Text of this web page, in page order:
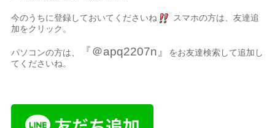
今のうちに登録しておいてくださいね
スマホの方は、友達追
加をクリック。
パソコンの方は、 『＠apq2207n』
をお友達検索して追加し
てくださいね。